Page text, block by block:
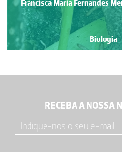
Francisca Maria Fernandes
Biologia
RECEBA A NOSSA